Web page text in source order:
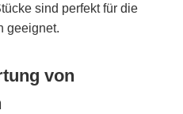
sind perfekt für die
geeignet.
von